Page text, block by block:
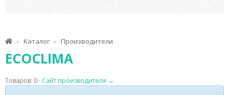
Каталог Производители
ECOCLIMA
Товаров: 0 · Сайт производителя →